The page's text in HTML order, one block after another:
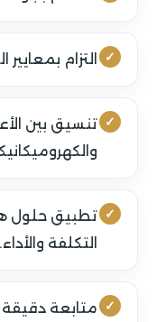
التزام
تنسيق بين
تطبيق حلول
التكلفة والأداء.
متابعة دقيقة